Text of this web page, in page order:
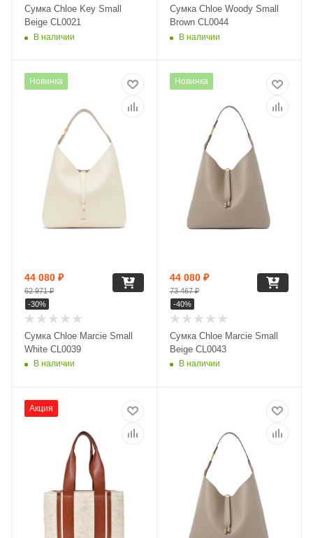
Сумка Chloe Key Small
Beige CL0021
В наличии
Сумка Chloe Woody Small
Brown CL0044
В наличии
Новинка
Сумка Chloe Marcie Small
White CL0039
В наличии
44 080 ₽
62 971₽
-30%
Новинка
Сумка Chloe Marcie Small
Beige CL0043
В наличии
44 080₽
73 467₽
-40%
Акция